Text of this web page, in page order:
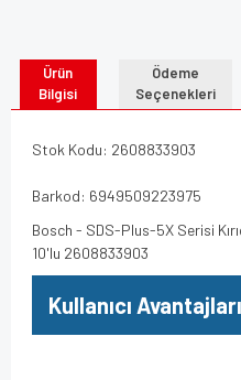
Ürün
Bilgisi
Ödeme
Seçenekleri
Stok Kodu: 2608833903
Barkod: 6949509223975
Bosch - SDS-Plus-5X Serisi
10'lu 2608833903
Kullanıcı Avantajları